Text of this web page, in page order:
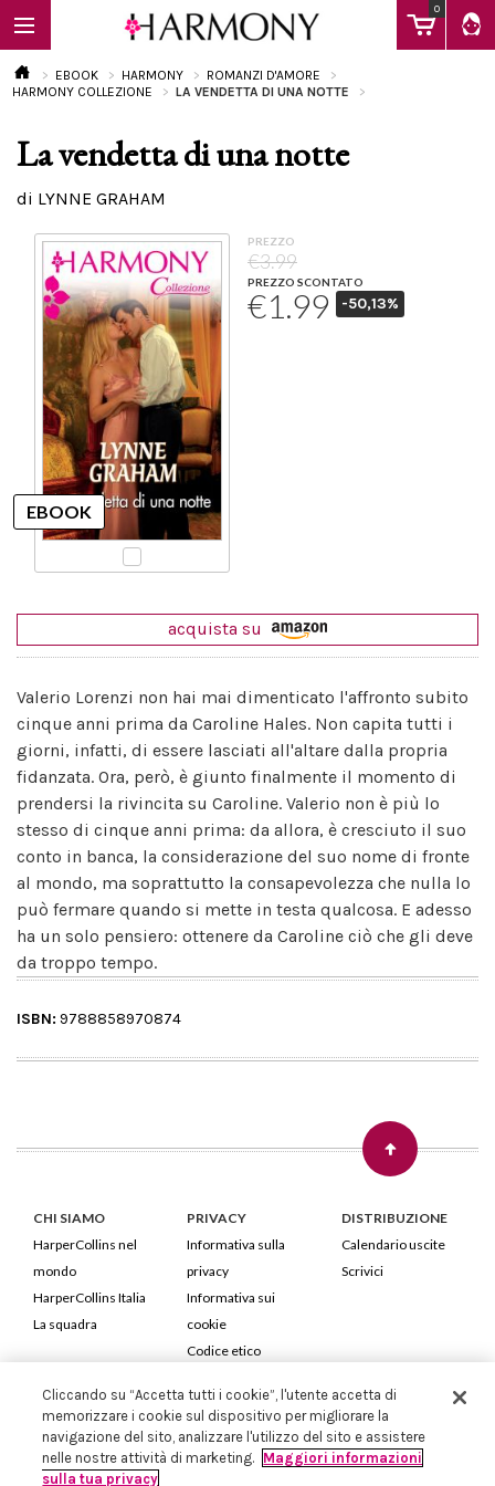
0
EBOOK
Calendario
EBOOK HARMONY
ROMANZI D'AMORE
HARMONY COLLEZIONE
LA VENDETTA DI UNA NOTTE
La vendetta di una notte
di LYNNE GRAHAM
PREZZO
€3.99
PREZZO SCONTATO
€1.99 -50,13%
acquista su
Valerio Lorenzi non hai mai dimenticato l'affronto subito
cinque anni prima da Caroline Hales. Non capita tutti i
giorni, infatti, di essere lasciati all'altare dalla propria
fidanzata. Ora, però, è giunto finalmente il momento di
prendersi la rivincita su Caroline. Valerio non è più lo
stesso di cinque anni prima: da allora, è cresciuto il suo
conto in banca, la considerazione del suo nome di fronte
al mondo, ma soprattutto la consapevolezza che nulla lo
può fermare quando si mette in testa qualcosa. E adesso
ha un solo pensiero: ottenere da Caroline ciò che gli deve
da troppo tempo.
ISBN: 9788858970874
CHI SIAMO
HarperCollins nel
mondo
HarperCollins Italia
La squadra
PRIVACY
Informativa sulla
privacy
Informativa sui
cookie
Codice etico
DISTRIBUZIONE
Calendario uscite
Scrivici
HarperCollins Italia S.p.A. Viale Monte Nero, 84 - 20135 Milano
Cod. Fiscale e P.IVA 05946780151 - Capitale Sociale 258.250 €
Iscritta in Milano al Registro delle imprese nr.198004 e REA nr.1051898
Cliccando su “Accetta tutti i cookie”, l'utente accetta di
memorizzare i cookie sul dispositivo per migliorare la
navigazione del sito, analizzare l'utilizzo del sito e assistere
nelle nostre attività di marketing. Maggiori informazioni
sulla tua privacy